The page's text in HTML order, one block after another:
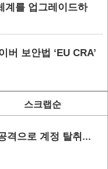
계를 업그레이드하
버 보안법 ‘EU CRA’
스크랩순
격으로 계정 탈취...